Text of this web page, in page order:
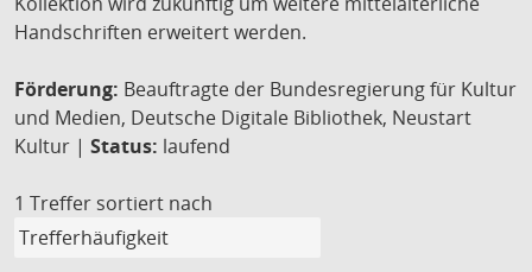
Handschriften erweitert werden.
Förderung: Beauftragte der Bundesregierung für Kultur
und Medien, Deutsche Digitale Bibliothek, Neustart
Kultur | Status: laufend
1 Treffer sortiert nach